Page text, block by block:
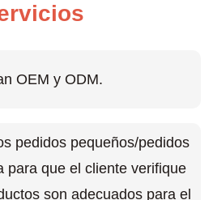
OEM y ODM.
pedidos pequeños/pedidos
para que el cliente verifique
son adecuados para el